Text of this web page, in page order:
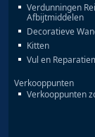
Verdunningen
Afbijtmiddelen
Decoratieve
Kitten
Vul en
Verkooppunten
Verkooppunten